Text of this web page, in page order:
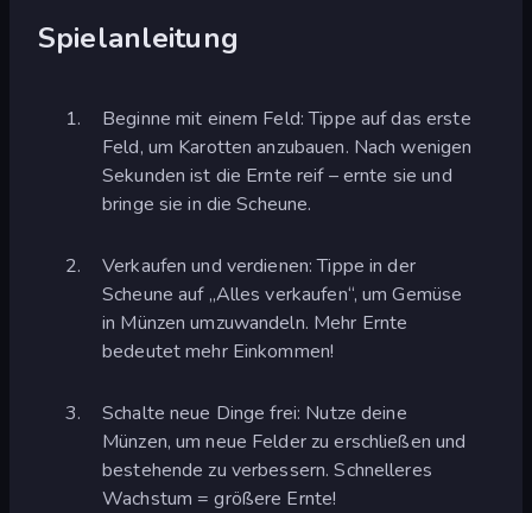
Spielanleitung
Beginne mit einem Feld: Tippe auf das erste
Feld, um Karotten anzubauen. Nach wenigen
Sekunden ist die Ernte reif – ernte sie und
bringe sie in die Scheune.
Verkaufen und verdienen: Tippe in der
Scheune auf „Alles verkaufen“, um Gemüse
in Münzen umzuwandeln. Mehr Ernte
bedeutet mehr Einkommen!
Schalte neue Dinge frei: Nutze deine
Münzen, um neue Felder zu erschließen und
bestehende zu verbessern. Schnelleres
Wachstum = größere Ernte!